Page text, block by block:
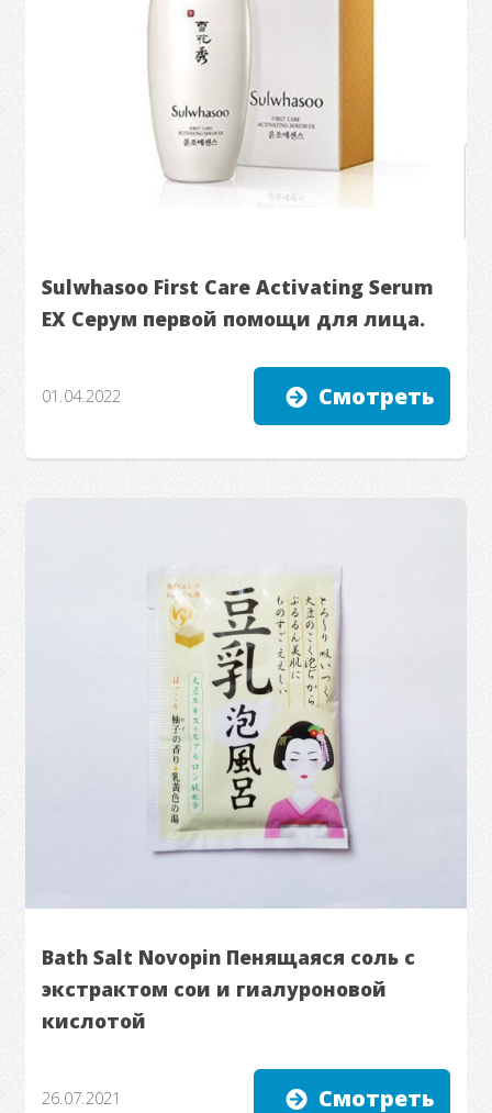
Sulwhasoo First Care Activating Serum
EX Серум первой помощи для лица.
01.04.2022 Смотреть
Bath Salt Novopin Пенящаяся соль с
экстрактом сои и гиалуроновой
кислотой
26.07.2021 Смотреть